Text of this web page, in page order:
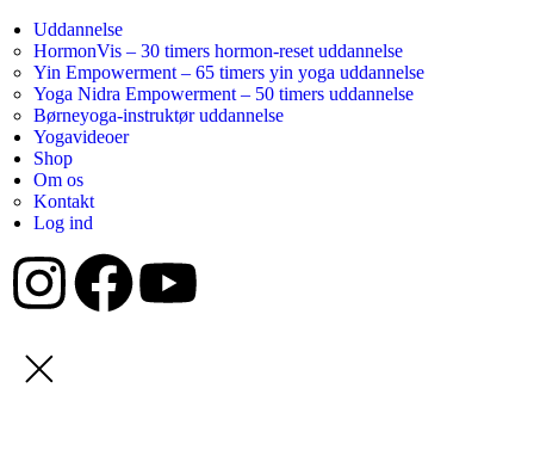
Uddannelse
HormonVis – 30 timers hormon-reset uddannelse
Yin Empowerment – 65 timers yin yoga uddannelse
Yoga Nidra Empowerment – 50 timers uddannelse
Børneyoga-instruktør uddannelse
Yogavideoer
Shop
Om os
Kontakt
Log ind